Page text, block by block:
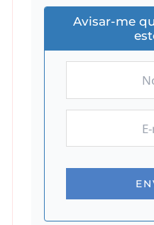
Avisar-me